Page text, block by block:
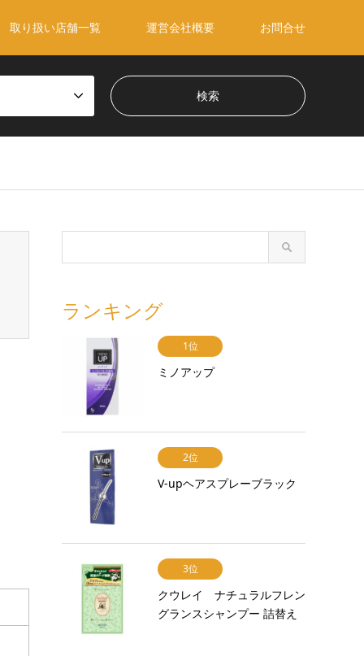
取り扱い店舗一覧 運営会社概要 お問合せ
ランキング
1位
ミノアップ
2位
V-upヘアスプレーブラック
3位
クウレイ ナチュラルフレン
グランスシャンプー 詰替え